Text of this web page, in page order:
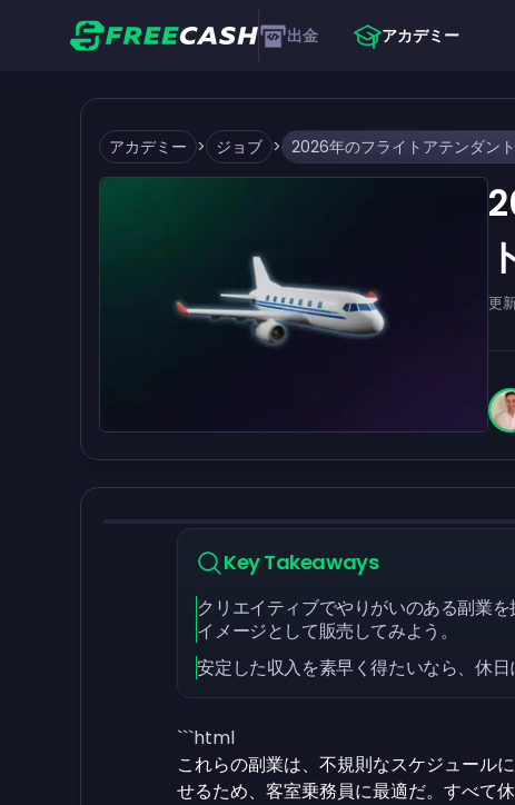
出金 アカデミー
アカデミー > ジョブ >
更
Key Takeaways
クリエイティブでやりがいのある副業
イメージとして販売してみよう。
安定した収入を素早く得たいなら、休
```html
これらの副業は、不規則なスケジュール
せるため、客室乗務員に最適だ。すべて